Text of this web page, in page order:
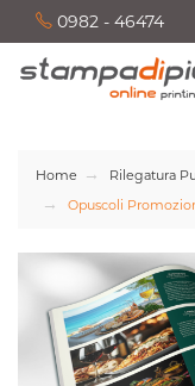
0982 - 46474
Home
Rilegatura
Opuscoli